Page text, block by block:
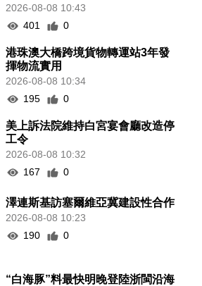
2026-08-08 10:43
401
0
港珠澳大橋跨境貨物轉運站3年發
揮物流實用
2026-08-08 10:34
195
0
美上訴法院維持白宮宴會廳改造停
工令
2026-08-08 10:32
167
0
澤連斯基訪塞爾維亞冀建設性合作
2026-08-08 10:23
190
0
“白海豚”料最快明晚登陸浙閩沿海